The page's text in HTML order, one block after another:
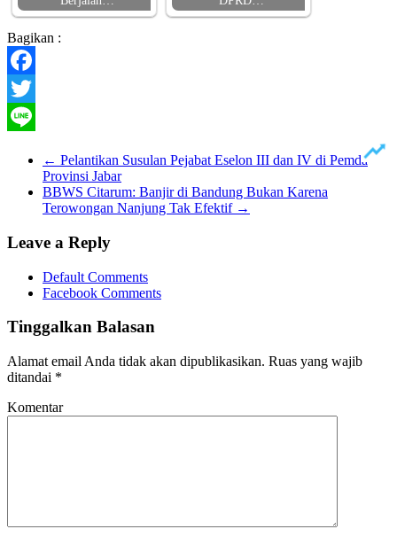
Bagikan :
Facebook
Twitter
← Pelantikan Susulan Pejabat Eselon III dan IV di Pemda
Provinsi Jabar
BBWS Citarum: Banjir di Bandung Bukan Karena
Terowongan Nanjung Tak Efektif →
Leave a Reply
Default Comments
Facebook Comments
Tinggalkan Balasan
Alamat email Anda tidak akan dipublikasikan. Ruas yang wajib
ditandai *
Komentar